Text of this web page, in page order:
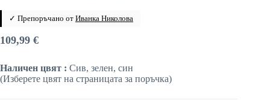
✓ Препоръчано от Иванка Николова
109,99 €
Наличен цвят : Сив, зелен, син
(Изберете цвят на страницата за поръчка)